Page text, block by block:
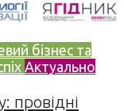
бізнес та
Актуально
провідні